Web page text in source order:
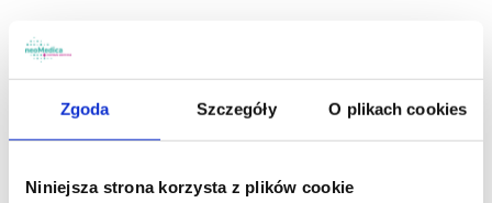
Zgoda Szczegóły O plikach cookies
Niniejsza strona korzysta z plików cookie